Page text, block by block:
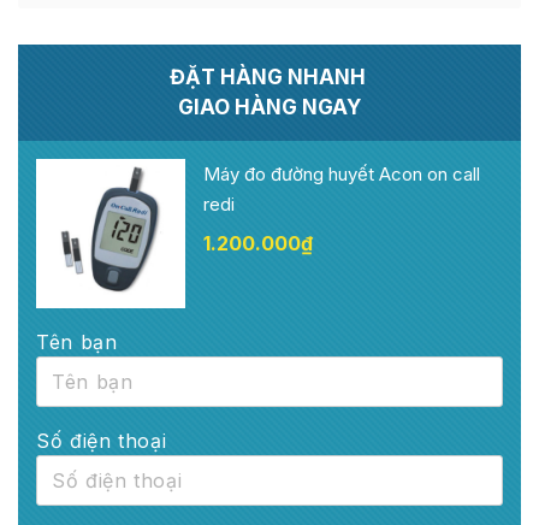
ĐẶT HÀNG NHANH
GIAO HÀNG NGAY
Máy đo đường huyết Acon on call
redi
1.200.000₫
Tên bạn
Số điện thoại